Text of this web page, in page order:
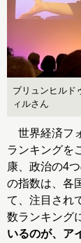
ブリュンヒルド
ィルさん
世界経済フ
ランキングを
康、政治の4
の指数は、各
て、注目され
数ランキング
いるのが、ア